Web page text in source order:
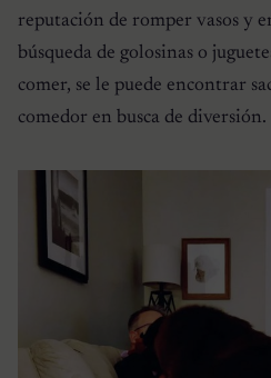
reputación de romper vasos y
búsqueda de golosinas o
comer, se le puede encontrar
comedor en busca de diversión.